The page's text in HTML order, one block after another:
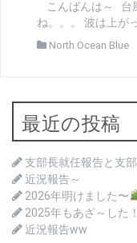
こんばんは～ 台
ね。。。 波は上が
North Ocean Blue
最近の投稿
支部長就任報告と支
近況報告～
2026年明けました〜
2025年もあざ～した！
近況報告ww